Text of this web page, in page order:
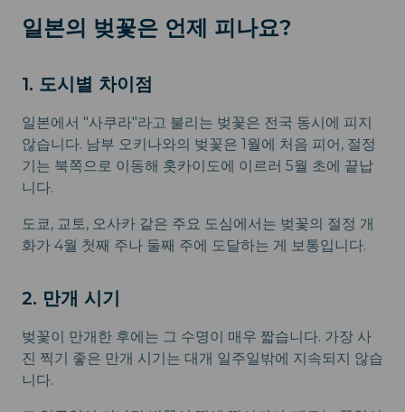
일본의 벚꽃은 언제 피나요?
1. 도시별 차이점
일본에서 "사쿠라"라고 불리는 벚꽃은 전국 동시에 피지
않습니다. 남부 오키나와의 벚꽃은 1월에 처음 피어, 절정
기는 북쪽으로 이동해 홋카이도에 이르러 5월 초에 끝납
니다.
도쿄, 교토, 오사카 같은 주요 도심에서는 벚꽃의 절정 개
화가 4월 첫째 주나 둘째 주에 도달하는 게 보통입니다.
2. 만개 시기
벚꽃이 만개한 후에는 그 수명이 매우 짧습니다. 가장 사
진 찍기 좋은 만개 시기는 대개 일주일밖에 지속되지 않습
니다.